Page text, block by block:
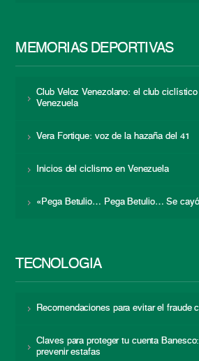
MEMORIAS DEPORTIVAS
Club Veloz Venezolano: el club
Venezuela
Vera Fortique: voz de la hazaña del 41
Inicios del ciclismo en Venezuela
«Pega Betulio… Pega Betulio… Se
TECNOLOGÍA
Recomendaciones para evitar el fraude
Claves para proteger tu cuenta
prevenir estafas